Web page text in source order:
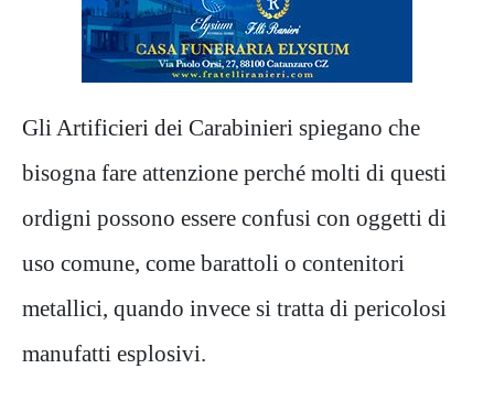
Gli Artificieri dei Carabinieri spiegano che
bisogna fare attenzione perché molti di questi
ordigni possono essere confusi con oggetti di
uso comune, come barattoli o contenitori
metallici, quando invece si tratta di pericolosi
manufatti esplosivi.